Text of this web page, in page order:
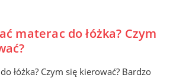
materac do łóżka? Czym
łóżka? Czym się kierować? Bardzo